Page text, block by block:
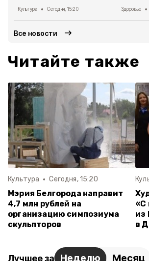
Культура Сегодня, 15:20 Здоровье
Все новости
Читайте также
Культура Сегодня, 15:20
Мэрия Белгорода направит
4,7 млн рублей на
организацию симпозиума
скульпторов
«С
из
в
Лучшее за Неделю Месяц